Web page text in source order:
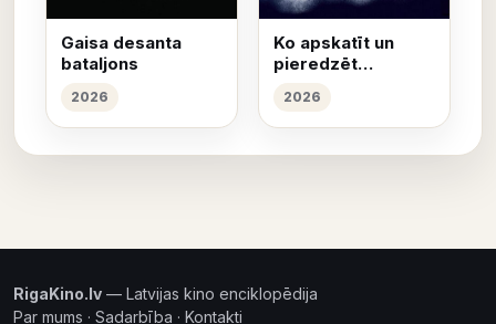
Gaisa desanta
bataljons
2026
Ko apskatīt un
pieredzēt
2026
RigaKino.lv — Latvijas kino enciklopēdija
Par mums · Sadarbība · Kontakti